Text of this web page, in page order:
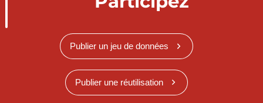
Publier un jeu de données
Publier une réutilisation